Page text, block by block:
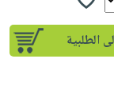
الطلبية